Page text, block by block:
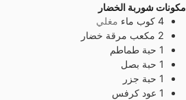
مكونات شوربة الخضار
4 كوب ماء مغلي
2 مكعب مرقة خضار
1 حبة طماطم
1 حبة بصل
1 حبة جزر
1 عود كرفس